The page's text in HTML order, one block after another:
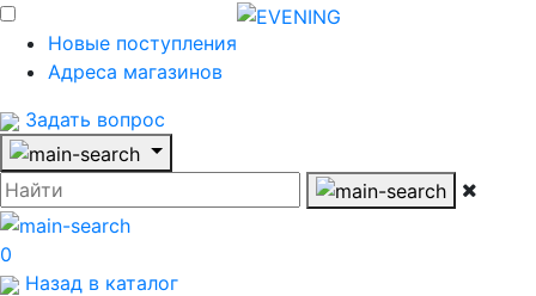
Новые поступления
Адреса магазинов
Задать вопрос
0
Назад в каталог